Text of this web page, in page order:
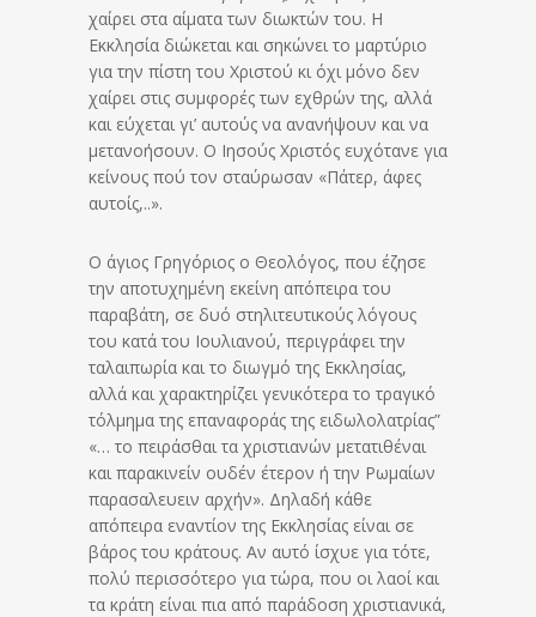
χαίρει στα αίματα των διωκτών του. Η
Εκκλησία διώκεται και σηκώνει το μαρτύριο
για την πίστη του Χριστού κι όχι μόνο δεν
χαίρει στις συμφορές των εχθρών της, αλλά
και εύχεται γι’ αυτούς να ανανήψουν και να
μετανοήσουν. Ο Ιησούς Χριστός ευχότανε για
κείνους πού τον σταύρωσαν «Πάτερ, άφες
αυτοίς,..».
Ο άγιος Γρηγόριος ο Θεολόγος, που έζησε
την αποτυχημένη εκείνη απόπειρα του
παραβάτη, σε δυό στηλιτευτικούς λόγους
του κατά του Ιουλιανού, περιγράφει την
ταλαιπωρία και το διωγμό της Εκκλησίας,
αλλά και χαρακτηρίζει γενικότερα το τραγικό
τόλμημα της επαναφοράς της ειδωλολατρίας”
«… το πειράσθαι τα χριστιανών μετατιθέναι
και παρακινείν ουδέν έτερον ή την Ρωμαίων
παρασαλευειν αρχήν». Δηλαδή κάθε
απόπειρα εναντίον της Εκκλησίας είναι σε
βάρος του κράτους. Αν αυτό ίσχυε για τότε,
πολύ περισσότερο για τώρα, που οι λαοί και
τα κράτη είναι πια από παράδοση χριστιανικά,